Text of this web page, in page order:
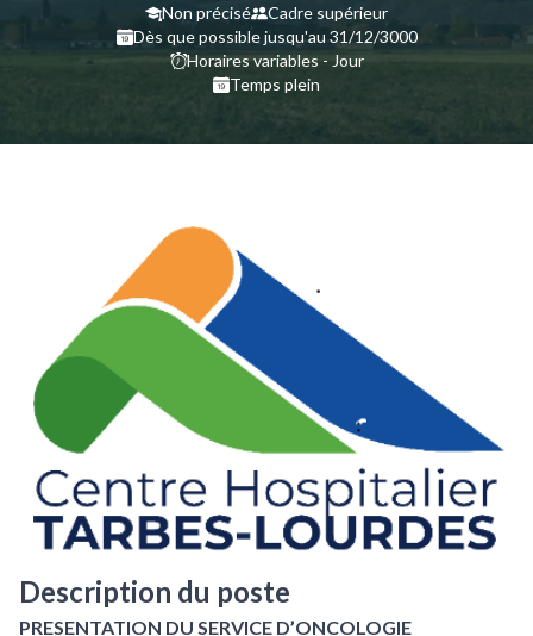
Non précisé
Cadre supérieur
Dès que possible jusqu'au 31/12/3000
Horaires variables - Jour
Temps plein
Description du poste
PRESENTATION DU SERVICE D’ONCOLOGIE